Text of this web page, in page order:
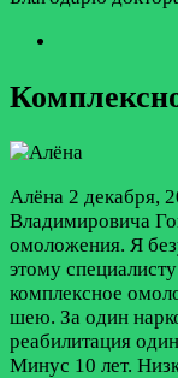
Алёна 2 декабря,
Владимировича
омоложения. Я
этому
комплексное
шею. За один
реабилитация
Минус 10 лет.